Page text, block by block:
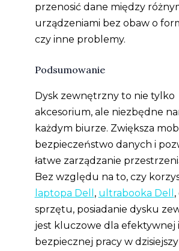
przenosić dane między
urządzeniami bez obaw o
czy inne problemy.
Podsumowanie
Dysk zewnętrzny to nie tylko
akcesorium, ale niezbędne
każdym biurze. Zwiększa
bezpieczeństwo danych i
łatwe zarządzanie
Bez względu na to, czy
laptopa Dell , ultrabooka Dell
sprzętu, posiadanie dysku
jest kluczowe dla efektywnej i
bezpiecznej pracy w